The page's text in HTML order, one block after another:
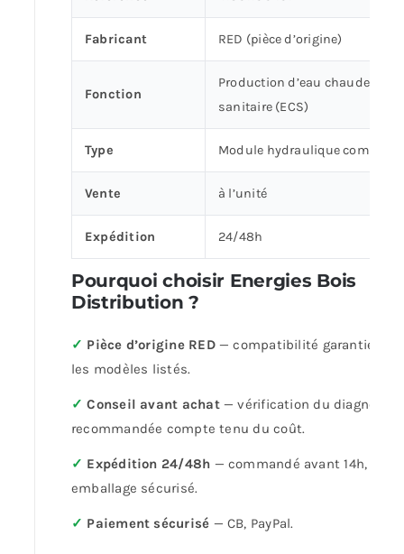
Fabricant RED (pièce d’origine)
Fonction
Production d’eau chaude
sanitaire (ECS)
Type Module hydraulique complet
Vente à l’unité
Expédition 24/48h
Pourquoi choisir Energies Bois
Distribution ?
✓ Pièce d’origine RED— compatibilité garantie sur
les modèles listés.
✓ Conseil avant achat— vérification du diagnostic
recommandée compte tenu du coût.
✓ Expédition 24/48h — commandé avant 14h,
emballage sécurisé.
✓ Paiement sécurisé — CB, PayPal.